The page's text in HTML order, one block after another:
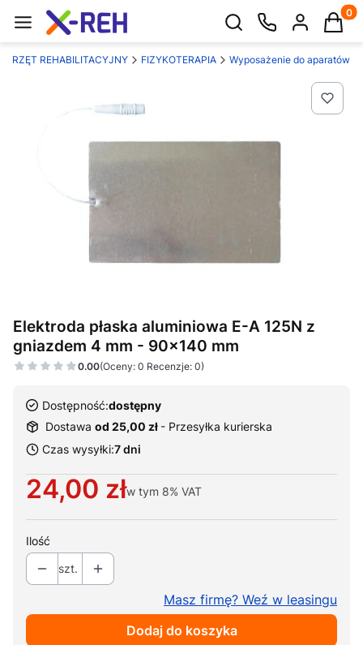
Otwórz wyszukiwarkę
SPRZĘT REHABILITACYJNY FIZYKOTERAPIA Wyposażenie do aparatów
Elektroda płaska aluminiowa E-A 125N z
gniazdem 4 mm - 90x140 mm
0.00(Oceny: 0 Recenzje: 0)
Dostępność:dostępny
Dostawa od 25,00 zł - Przesyłka kurierska
Czas wysyłki:7 dni
Cena
24,00 złw tym 8% VAT
Ilość
szt.
Masz firmę? Weź w leasingu
Dodaj do koszyka